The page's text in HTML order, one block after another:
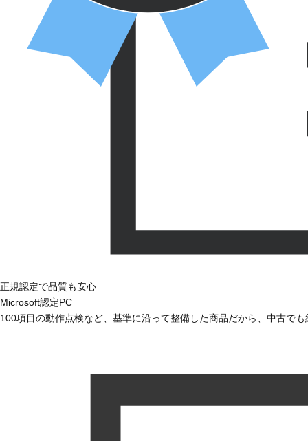
正規認定で品質も安心
Microsoft認定PC
100項目の動作点検など、基準に沿って整備した商品だから、中古で